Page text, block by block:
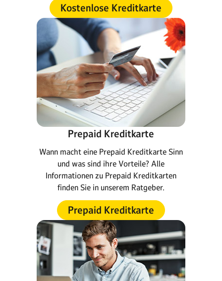
Kostenlose Kreditkarte
Prepaid Kreditkarte
Wann macht eine Prepaid Kreditkarte Sinn
und was sind ihre Vorteile? Alle
Informationen zu Prepaid Kreditkarten
finden Sie in unserem Ratgeber.
Prepaid Kreditkarte